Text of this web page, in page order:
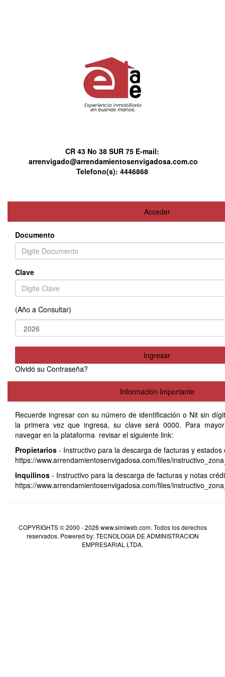
CR 43 No 38 SUR 75 E-mail:
arrenvigado@arrendamientosenvigadosa.com.co
Telefono(s):4446868
Acceder
Documento
Clave
(Año a Consultar)
Ingresar
Olvidó su Contraseña?
Información Importante
Recuerde ingresar con su número de identificación o Nit sin
la primera vez que ingresa, su clave será 0000. Para
navegar en la plataforma revisar el siguiente link:
Propietarios - Instructivo para la descarga de facturas y
https://www.arrendamientosenvigadosa.com/files/
Inquilinos - Instructivo para la descarga de facturas y notas
https://www.arrendamientosenvigadosa.com/files/
COPYRIGHTS © 2000 - 2026 www.simiweb.com. Todos los derechos
reservados. Powered by: TECNOLOGIA DE ADMINISTRACION
EMPRESARIAL LTDA.